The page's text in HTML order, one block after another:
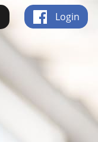
Login